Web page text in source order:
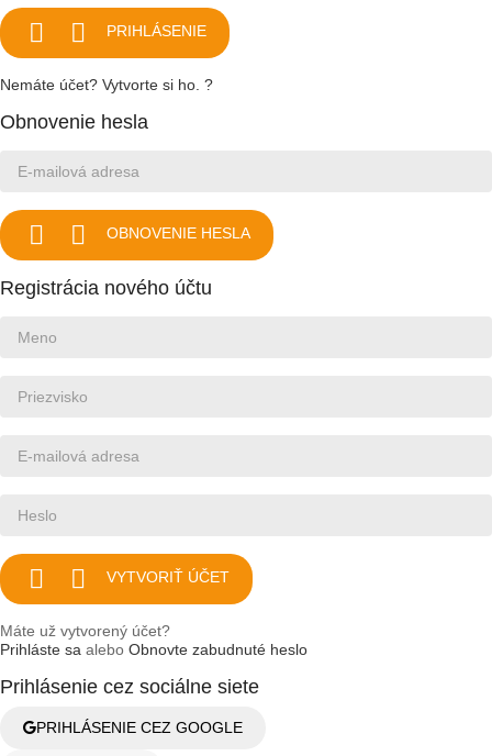
  PRIHLÁSENIE
Nemáte účet? Vytvorte si ho. ?
Obnovenie hesla
  OBNOVENIE HESLA
Registrácia nového účtu
  VYTVORIŤ ÚČET
Máte už vytvorený účet?
Prihláste sa alebo Obnovte zabudnuté heslo
Prihlásenie cez sociálne siete
PRIHLÁSENIE CEZ GOOGLE